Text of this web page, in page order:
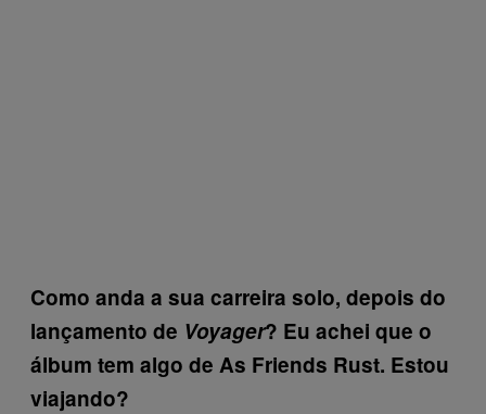
Como anda a sua carreira solo, depois do
lançamento de Voyager? Eu achei que o
álbum tem algo de As Friends Rust. Estou
viajando?